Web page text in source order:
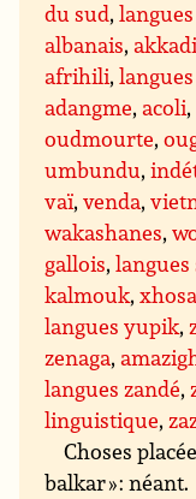
du sud,
albanais,
afrihili,
adangme,acoli,
oudmourte,
umbundu,
vaï,venda,
wakashanes,
gallois,langues
kalmouk,xhosa
langues yupik,
zenaga,
langues zandé,
linguistique,
Choses
balkar » : néant.